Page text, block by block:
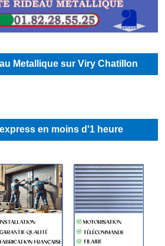
Metallique sur Viry Chatillon
en moins d'1 heure